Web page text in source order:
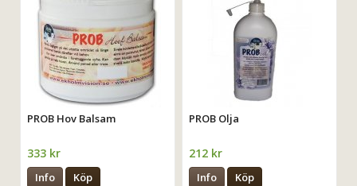
PROB Hov Balsam
333 kr
Info Köp
PROB Olja
212 kr
Info Köp